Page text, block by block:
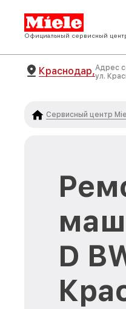
Официальный сервисный
Краснодар,Адрес
ул.
Сервисный центр
D